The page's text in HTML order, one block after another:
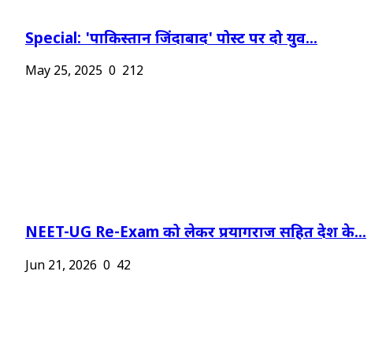
Special: 'पाकिस्तान जिंदाबाद' पोस्ट पर दो युव...
May 25, 2025 0 212
NEET-UG Re-Exam को लेकर प्रयागराज सहित देश के...
Jun 21, 2026 0 42